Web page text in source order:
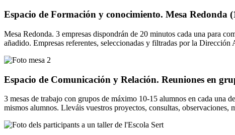
Espacio de Formación y conocimiento. Mesa Redonda
Mesa Redonda. 3 empresas dispondrán de 20 minutos cada una para
añadido. Empresas referentes, seleccionadas y filtradas por la
Espacio de Comunicación y Relación. Reuniones en
3 mesas de trabajo con grupos de máximo 10-15 alumnos en cada una
mismos alumnos. Lleváis vuestros proyectos, consultas, observaciones,